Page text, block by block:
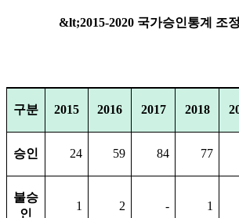
&lt;2015-2020 국가승인통계 조
구분 2015 2016 2017 2018
승인 24 59 84 77
불승
인
1 2 - 1